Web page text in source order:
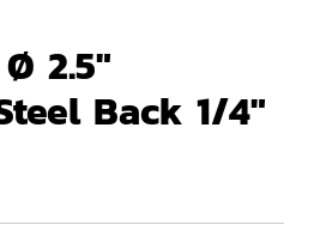
2.5"
Back 1/4"